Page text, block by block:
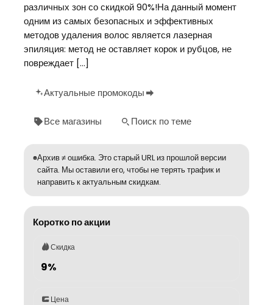
различных зон со скидкой 90%!На данный момент
одним из самых безопасных и эффективных
методов удаления волос является лазерная
эпиляция: метод не оставляет корок и рубцов, не
повреждает […]
Актуальные промокоды
Все магазины Поиск по теме
Архив ≠ ошибка. Это старый URL из прошлой версии
сайта. Мы оставили его, чтобы не терять трафик и
направить к актуальным скидкам.
Коротко по акции
Скидка
9%
Цена